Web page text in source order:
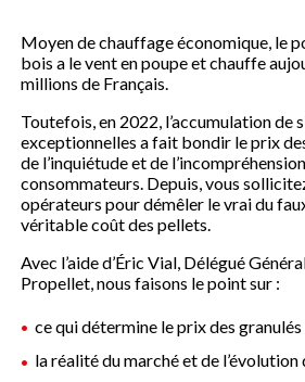
Moyen de chauffage économique, le
bois a le vent en poupe et chauffe
millions de Français.
Toutefois, en 2022, l’accumulation de
exceptionnelles a fait bondir le prix
de l’inquiétude et de
consommateurs. Depuis, vous
opérateurs pour démêler le vrai du
véritable coût des pellets.
Avec l’aide d’Éric Vial, Délégué
Propellet, nous faisons le point sur :
ce qui détermine le prix des granulés
la réalité du marché et de l’évolution